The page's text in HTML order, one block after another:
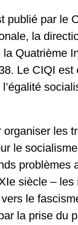
publié par le
la
Quatrième
Le CIQI est
les
le
problèmes
siècle – les
le
la prise du